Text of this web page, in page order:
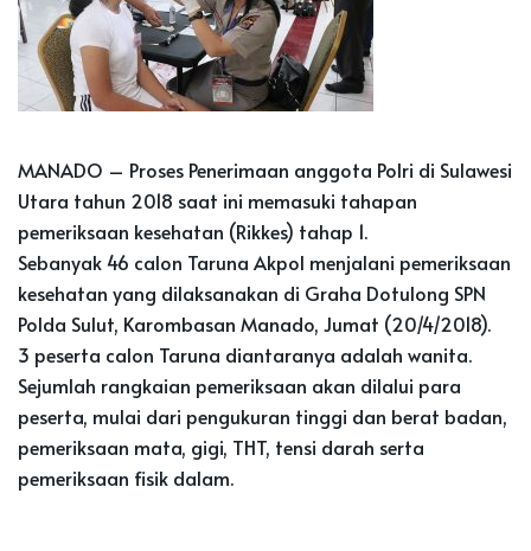
MANADO – Proses Penerimaan anggota Polri di Sulawesi
Utara tahun 2018 saat ini memasuki tahapan
pemeriksaan kesehatan (Rikkes) tahap 1.
Sebanyak 46 calon Taruna Akpol menjalani pemeriksaan
kesehatan yang dilaksanakan di Graha Dotulong SPN
Polda Sulut, Karombasan Manado, Jumat (20/4/2018).
3 peserta calon Taruna diantaranya adalah wanita.
Sejumlah rangkaian pemeriksaan akan dilalui para
peserta, mulai dari pengukuran tinggi dan berat badan,
pemeriksaan mata, gigi, THT, tensi darah serta
pemeriksaan fisik dalam.